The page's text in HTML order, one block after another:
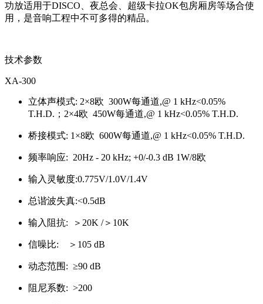
功放适用于DISCO、夜总会、超级卡拉OK包房厢房等场合使
用，是音响工程中不可多得的精品。
技术参数
XA-300
立体声模式: 2×8欧 300W每通道,@ 1 kHz<0.05%
T.H.D.；2×4欧 450W每通道,@ 1 kHz<0.05% T.H.D.
桥接模式: 1×8欧 600W每通道,@ 1 kHz<0.05% T.H.D.
频率响应: 20Hz - 20 kHz; +0/-0.3 dB 1W/8欧
输入灵敏度:0.775V/1.0V/1.4V
总谐波失真:<0.5dB
输入阻抗: ＞20K /＞10K
信噪比: ＞105 dB
动态范围: ≥90 dB
阻尼系数: >200